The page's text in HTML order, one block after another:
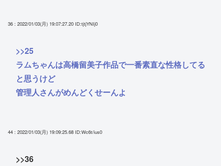
36 : 2022/01/03(月) 19:07:27.20 ID:tjtjYNIj0
>>25
ラムちゃんは高橋留美子作品で一番素直な性格してる
と思うけど
管理人さんがめんどくせーんよ
44 : 2022/01/03(月) 19:09:25.68 ID:Wc6t/ius0
>>36